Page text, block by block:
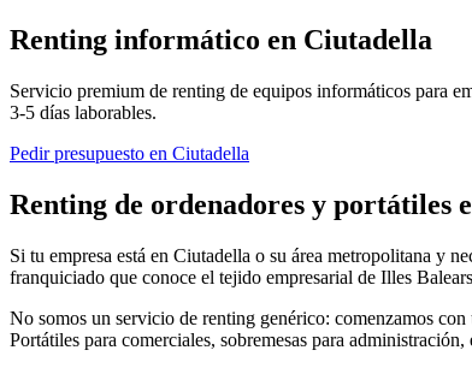
Renting informático en Ciutadella
Servicio premium de renting de equipos informáticos para
3-5 días laborables.
Pedir presupuesto en Ciutadella
Renting de ordenadores y portátiles
Si tu empresa está en Ciutadella o su área metropolitana y
franquiciado que conoce el tejido empresarial de Illes Balears
No somos un servicio de renting genérico: comenzamos
Portátiles para comerciales, sobremesas para